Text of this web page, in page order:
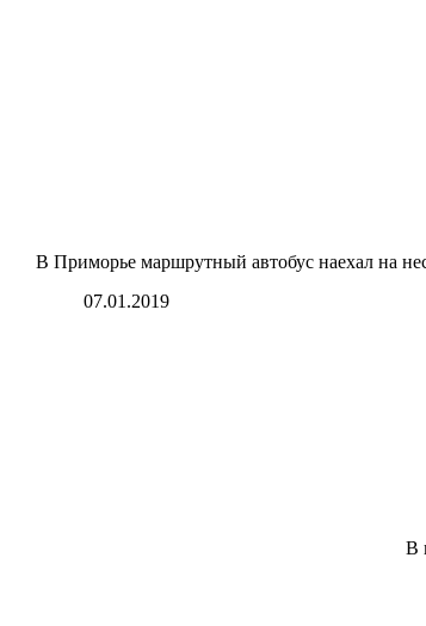
В Приморье маршрутный автобус наехал на
07.01.2019
В